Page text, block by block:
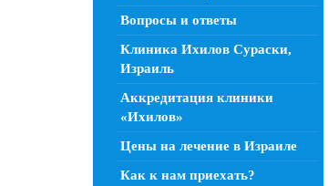
Вопросы и ответы
Клиника Ихилов Сураски,
Израиль
Аккредитация клиники
«Ихилов»
Цены на лечение в Израиле
Как к нам приехать?